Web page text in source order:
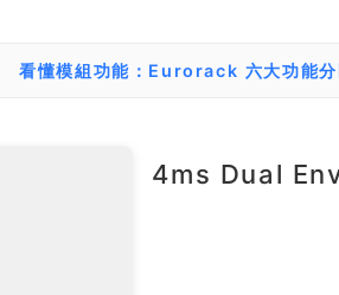
看懂模組功能：Eurorack 六大功能分
4ms Dual